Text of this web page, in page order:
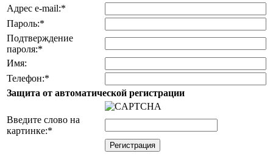
Адрес e-mail:*
Пароль:*
Подтверждение
пароля:*
Имя:
Телефон:*
Защита от автоматической регистрации
Введите слово на
картинке:*